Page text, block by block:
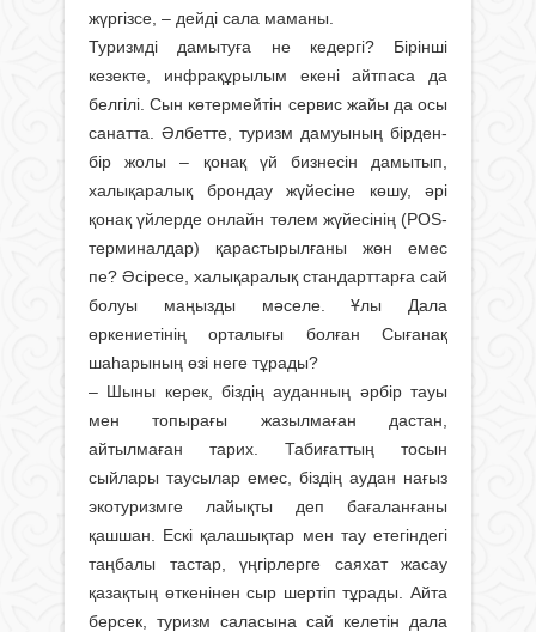
жүргізсе, – дейді сала маманы.
Туризмді дамытуға не кедергі? Бірінші
кезекте, инфрақұрылым екені айтпаса да
белгілі. Сын көтермейтін сервис жайы да осы
санатта. Әлбетте, туризм дамуының бірден-
бір жолы – қонақ үй бизнесін дамытып,
халықаралық брондау жүйесіне көшу, әрі
қонақ үйлерде онлайн төлем жүйесінің (POS-
терминалдар) қарастырылғаны жөн емес
пе? Әсіресе, халықаралық стандарттарға сай
болуы маңызды мәселе. Ұлы Дала
өркениетінің орталығы болған Сығанақ
шаһарының өзі неге тұрады?
– Шыны керек, біздің ауданның әрбір тауы
мен топырағы жазылмаған дастан,
айтылмаған тарих. Табиғаттың тосын
сыйлары таусылар емес, біздің аудан нағыз
экотуризмге лайықты деп бағаланғаны
қашшан. Ескі қалашықтар мен тау етегіндегі
таңбалы тастар, үңгірлерге саяхат жасау
қазақтың өткенінен сыр шертіп тұрады. Айта
берсек, туризм саласына сай келетін дала